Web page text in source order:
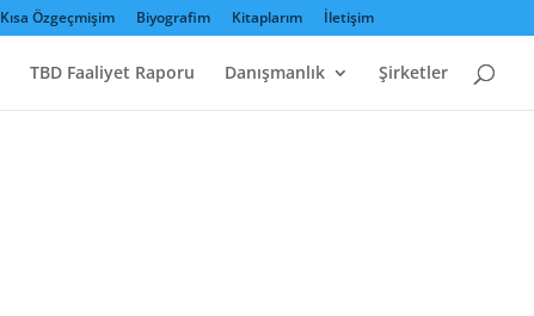
Kısa Özgeçmişim Biyografim Kitaplarım İletişim
TBD Faaliyet Raporu Danışmanlık Şirketler